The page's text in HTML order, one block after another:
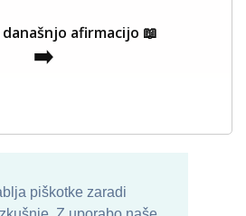
piškotke zaradi
afirmacijo 📖
➡️